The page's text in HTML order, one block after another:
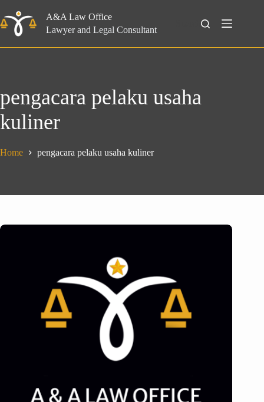
to
content
A&A Law Office
Lawyer and Legal Consultant
Search
pengacara pelaku usaha
kuliner
Home pengacara pelaku usaha kuliner